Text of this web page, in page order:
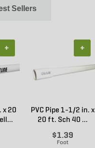
Sellers
x 20
+
PVC Pipe 1-1/2 in. x
20 ft. Sch 40 ...
$1.39
Foot
+